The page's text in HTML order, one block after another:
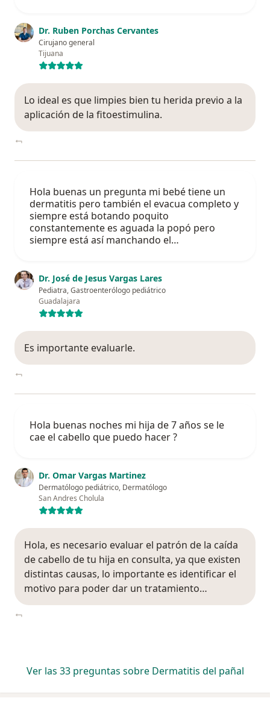
Dr. Ruben Porchas Cervantes
Cirujano general
Tijuana
Lo ideal es que limpies bien tu herida previo a la
aplicación de la fitoestimulina.
Hola buenas un pregunta mi bebé tiene un
dermatitis pero también el evacua completo y
siempre está botando poquito
constantemente es aguada la popó pero
siempre está así manchando el…
Dr. José de Jesus Vargas Lares
Pediatra, Gastroenterólogo pediátrico
Guadalajara
Es importante evaluarle.
Hola buenas noches mi hija de 7 años se le
cae el cabello que puedo hacer ?
Dr. Omar Vargas Martinez
Dermatólogo pediátrico, Dermatólogo
San Andres Cholula
Hola, es necesario evaluar el patrón de la caída
de cabello de tu hija en consulta, ya que existen
distintas causas, lo importante es identificar el
motivo para poder dar un tratamiento…
Ver las 33 preguntas sobre Dermatitis del pañal